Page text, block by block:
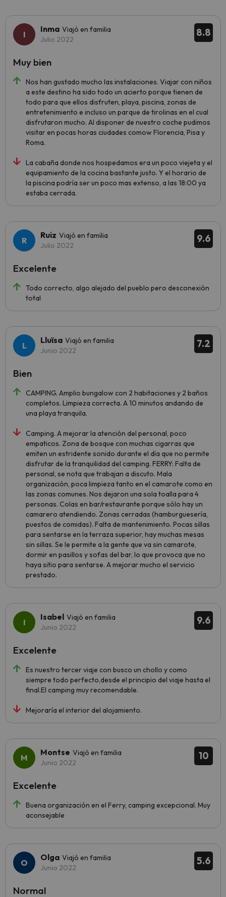
8.8
Inma Viajó en familia
Julio 2022
Nos han gustado mucho las instalaciones. Viajar con niños
a este destino ha sido todo un acierto porque tienen de
todo para que ellos disfruten, playa, piscina, zonas de
entretenimiento e incluso un parque de tirolinas en el cual
disfrutaron mucho. Al disponer de nuestro coche pudimos
visitar en pocas horas ciudades comow Florencia, Pisa y
Roma.
La cabaña donde nos hospedamos era un poco viejeta y el
equipamiento de la cocina bastante justo. Y el horario de
la piscina podría ser un poco mas extenso, a las 18:00 ya
estaba cerrada.
Muy bien
9.6
Ruiz Viajó en familia
Julio 2022
Todo correcto, algo alejado del pueblo pero desconexión
total
Excelente
7.2
Lluïsa Viajó en familia
Junio 2022
CAMPING. Amplio bungalow con 2 habitaciones y 2 baños
completos. Limpieza correcta. A 10 minutos andando de
una playa tranquila.
Camping. A mejorar la atención del personal, poco
empaticos. Zona de bosque con muchas cigarras que
emiten un estridente sonido durante el día que no permite
disfrutar de la tranquilidad del camping. FERRY: Falta de
personal, se nota que trabajan a discuto. Mala
organización, poca limpieza tanto en el camarote como en
las zonas comunes. Nos dejaron una sola toalla para 4
personas. Colas en bar/restaurante porque sólo hay un
camarero atendiendo. Zonas cerradas (hamburguesería,
puestos de comidas). Falta de mantenimiento. Pocas sillas
para sentarse en la terraza superior, hay muchas mesas
sin sillas. Se le permite a la gente que va sin camarote,
dormir en pasillos y sofas del bar, lo que provoca que no
haya sitio para sentarse. A mejorar mucho el servicio
prestado.
Bien
9.6
Isabel Viajó en familia
Junio 2022
Es nuestro tercer viaje con busco un chollo y como
siempre todo perfecto,desde el principio del viaje hasta el
final.El camping muy recomendable.
Mejoraría el interior del alojamiento.
Excelente
10
Montse Viajó en familia
Junio 2022
Buena organización en el Ferry, camping excepcional. Muy
aconsejable
Excelente
5.6
Olga Viajó en familia
Junio 2022
Normal